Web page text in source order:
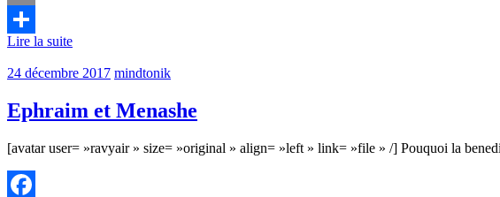
Email
Partager
Lire la suite
24 décembre 2017 mindtonik
Ephraim et Menashe
[avatar user= »ravyair » size= »original » align= »left » link= »file » /] Pouquoi la